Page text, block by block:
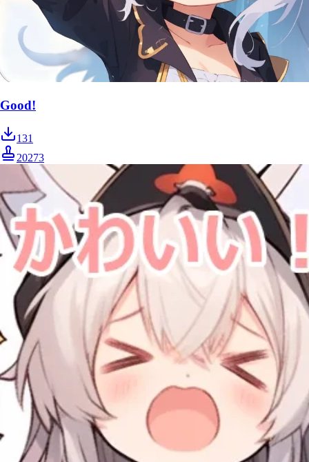
Good!
131
20273